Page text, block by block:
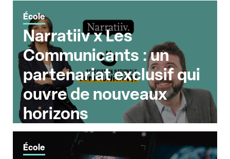
École
Narratiiv x Les
Communicants : un
partenariat exclusif qui
ouvre de nouveaux
horizons
École